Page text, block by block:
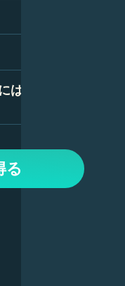
性格と人生の道に
、日付、場所に基
保するために、時
ように思えるかも
分解できます。惑
な解釈を見つける
が生まれたときに
なたの出生図で
る態度と、あなた
はどうすれば
して、チャートと
使用して、惑星、
まざまな側面を調
る